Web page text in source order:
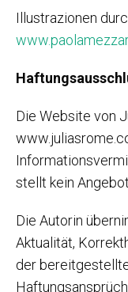
Illustrazionen
Die Website von
stellt kein
Die Autorin
Aktualität,
der